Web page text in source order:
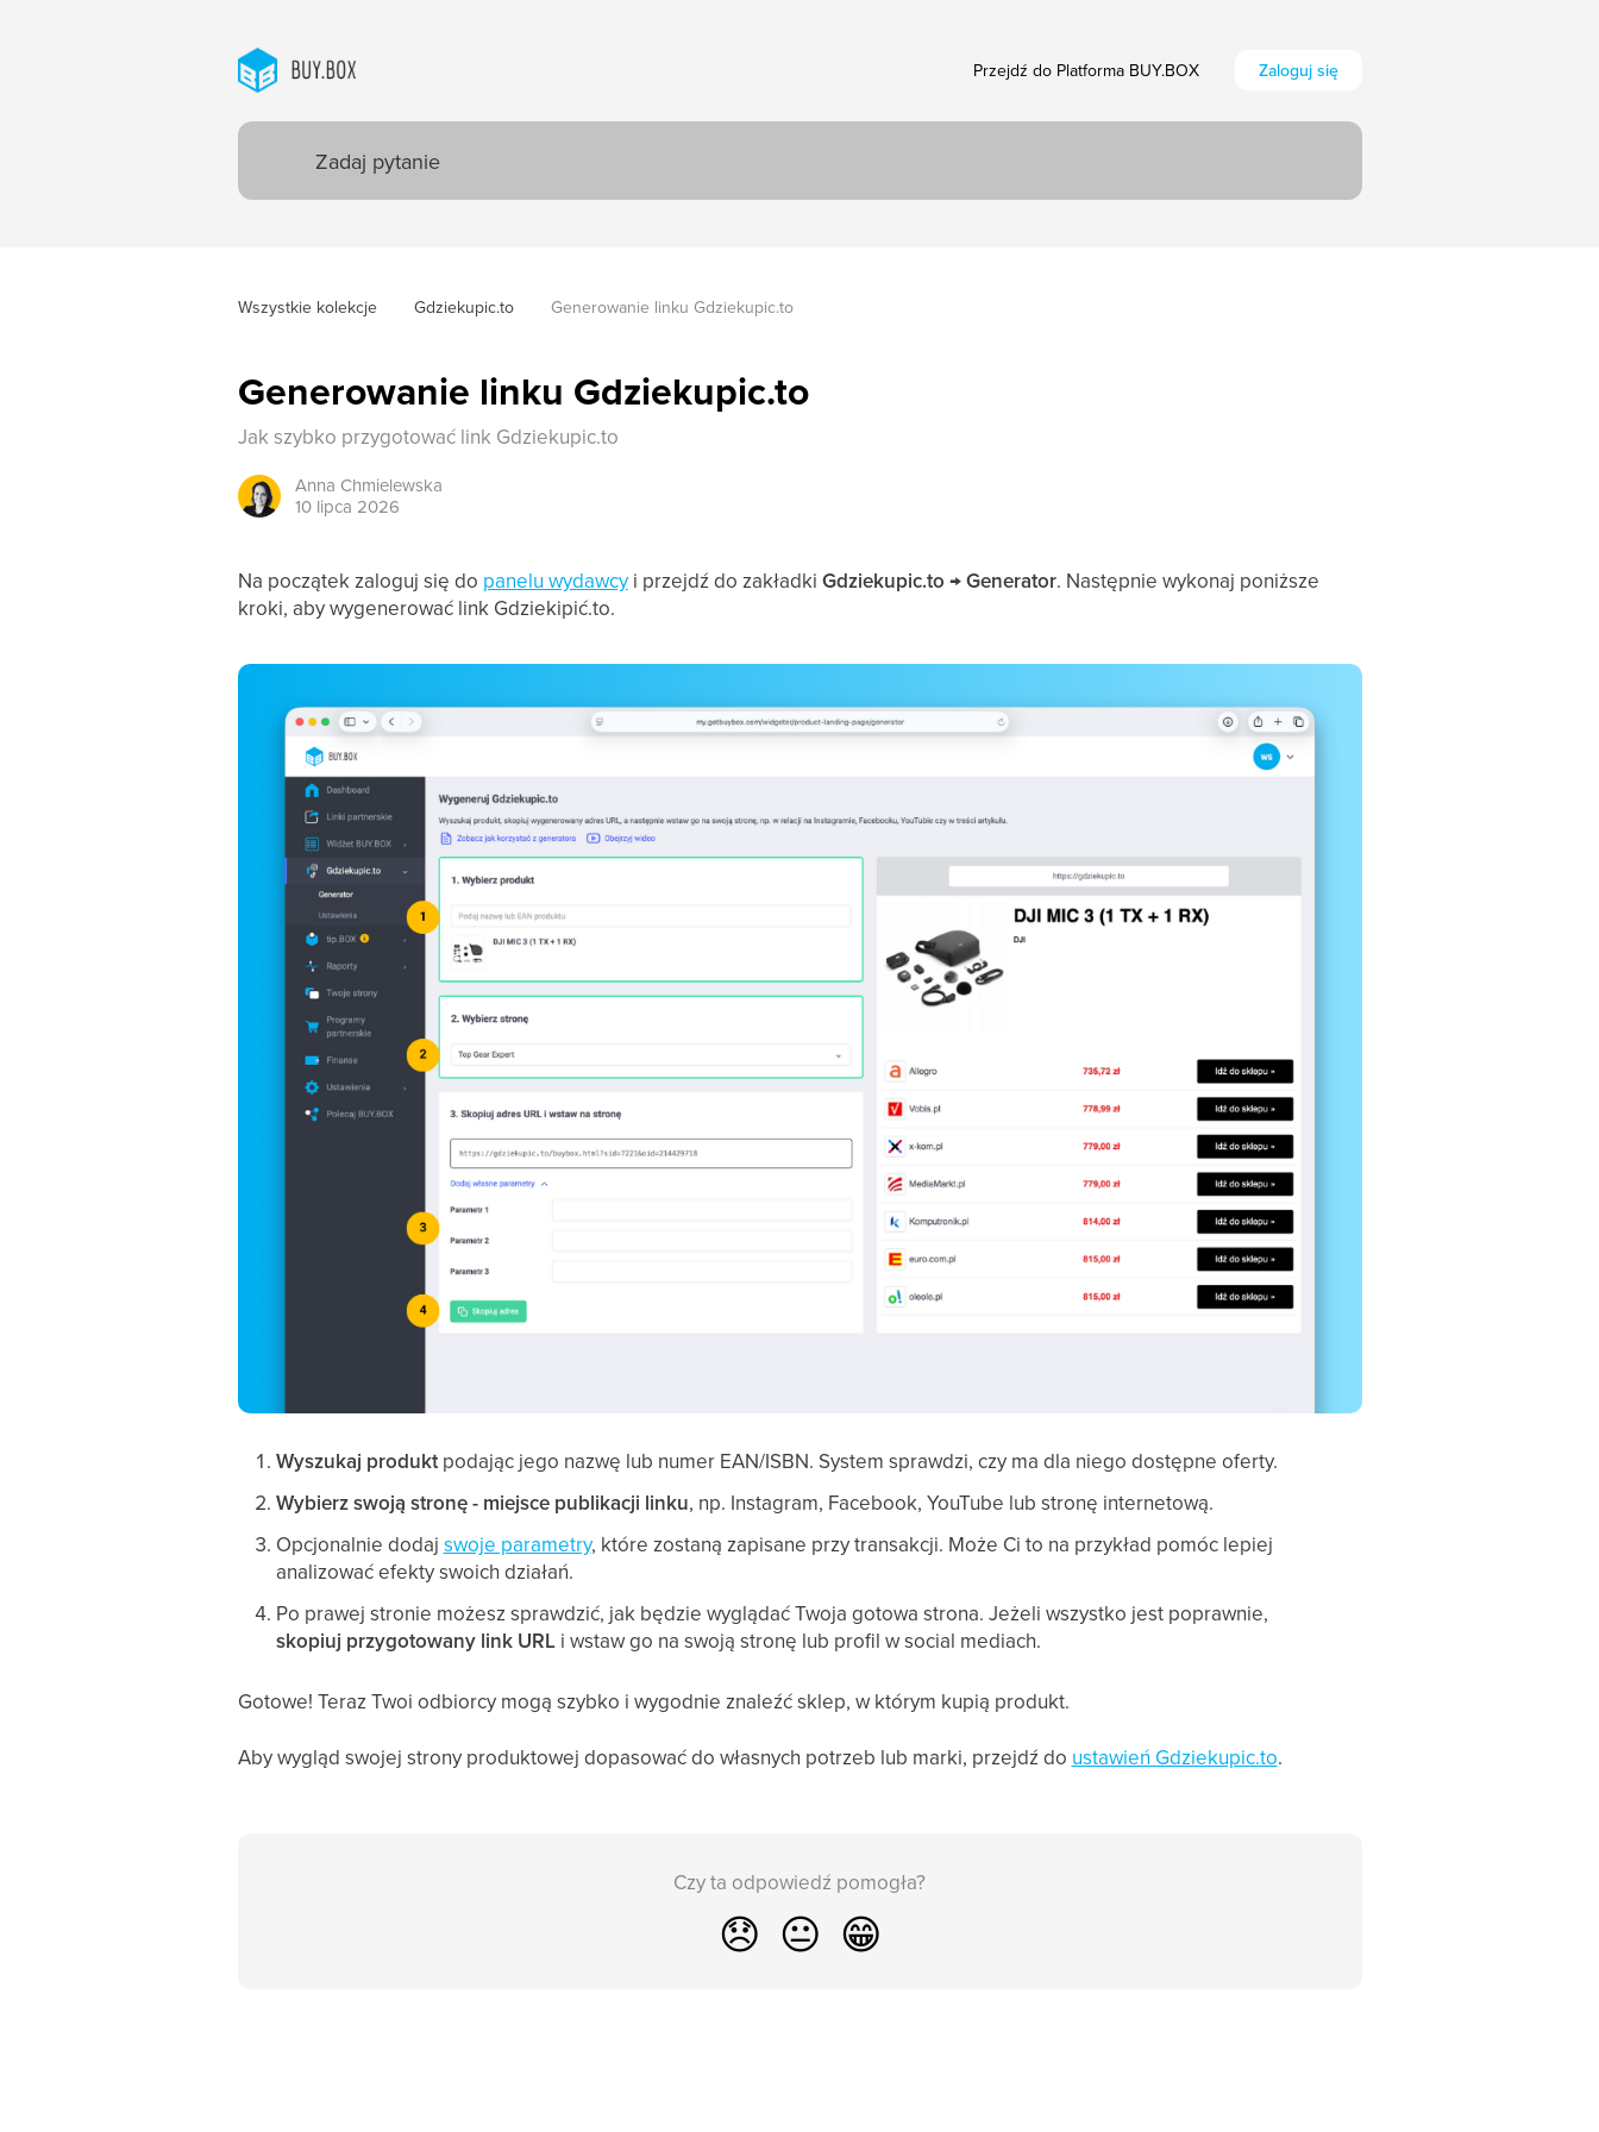
Przejdź do Platforma BUY.BOX Zaloguj się
Wszystkie kolekcje Gdziekupic.to Generowanie linku Gdziekupic.to
Generowanie linku Gdziekupic.to
Jak szybko przygotować link Gdziekupic.to
Anna Chmielewska
10 lipca 2026
Na początek zaloguj się do panelu wydawcyi przejdź do zakładki Gdziekupic.to → Generator. Następnie wykonaj poniższe
kroki, aby wygenerować link Gdziekipić.to.
Wyszukaj produktpodając jego nazwę lub numer EAN/ISBN. System sprawdzi, czy ma dla niego dostępne oferty.
Wybierz swoją stronę - miejsce publikacji linku, np. Instagram, Facebook, YouTube lub stronę internetową.
Opcjonalnie dodaj swoje parametry, które zostaną zapisane przy transakcji. Może Ci to na przykład pomóc lepiej
analizować efekty swoich działań.
Po prawej stronie możesz sprawdzić, jak będzie wyglądać Twoja gotowa strona. Jeżeli wszystko jest poprawnie,
skopiuj przygotowany link URLi wstaw go na swoją stronę lub profil w social mediach.
Gotowe! Teraz Twoi odbiorcy mogą szybko i wygodnie znaleźć sklep, w którym kupią produkt.
Aby wygląd swojej strony produktowej dopasować do własnych potrzeb lub marki, przejdź do ustawień Gdziekupic.to.
Czy ta odpowiedź pomogła?
😞 😐 😁